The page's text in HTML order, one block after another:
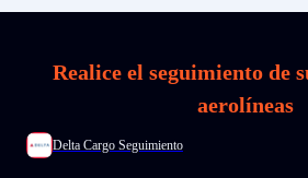
Realice el seguimiento de
aerolíneas
Delta Cargo Seguimiento